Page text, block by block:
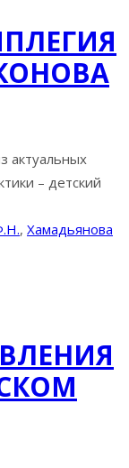
актуальных
– детский
, Хамадьянова